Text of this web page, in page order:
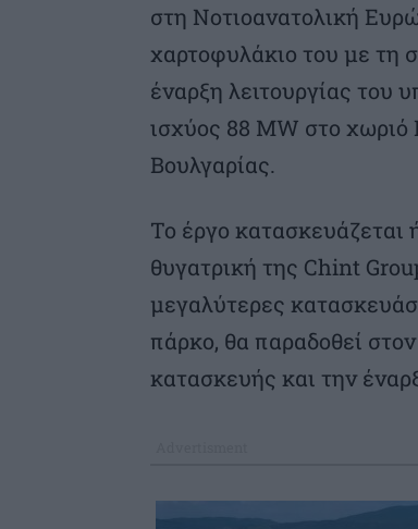
στη Νοτιοανατολική
χαρτοφυλάκιο του με τη
έναρξη λειτουργίας του
ισχύος 88 MW στο χωριό
Βουλγαρίας.
Το έργο κατασκευάζεται
θυγατρική της Chint
μεγαλύτερες
πάρκο, θα παραδοθεί
κατασκευής και την